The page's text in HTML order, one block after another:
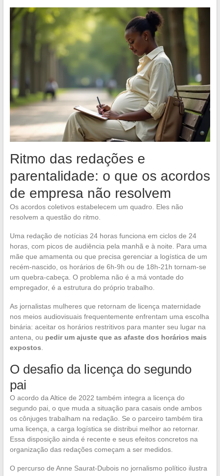
Ritmo das redações e
parentalidade: o que os acordos
de empresa não resolvem
Os acordos coletivos estabelecem um quadro. Eles não
resolvem a questão do ritmo.
Uma redação de notícias 24 horas funciona em ciclos de 24
horas, com picos de audiência pela manhã e à noite. Para uma
mãe que amamenta ou que precisa gerenciar a logística de um
recém-nascido, os horários de 6h-9h ou de 18h-21h tornam-se
um quebra-cabeça. O problema não é a má vontade do
empregador, é a estrutura do próprio trabalho.
As jornalistas mulheres que retornam de licença maternidade
nos meios audiovisuais frequentemente enfrentam uma escolha
binária: aceitar os horários restritivos para manter seu lugar na
antena, ou pedir um ajuste que as afaste dos horários mais
expostos
O desafio da licença do segundo
pai
O acordo da Altice de 2022 também integra a licença do
segundo pai, o que muda a situação para casais onde ambos
os cônjuges trabalham na redação. Se o parceiro também tira
uma licença, a carga logística se distribui melhor ao retornar.
Essa disposição ainda é recente e seus efeitos concretos na
organização das redações começam a ser medidos.
O percurso de Anne Saurat-Dubois no jornalismo político ilustra